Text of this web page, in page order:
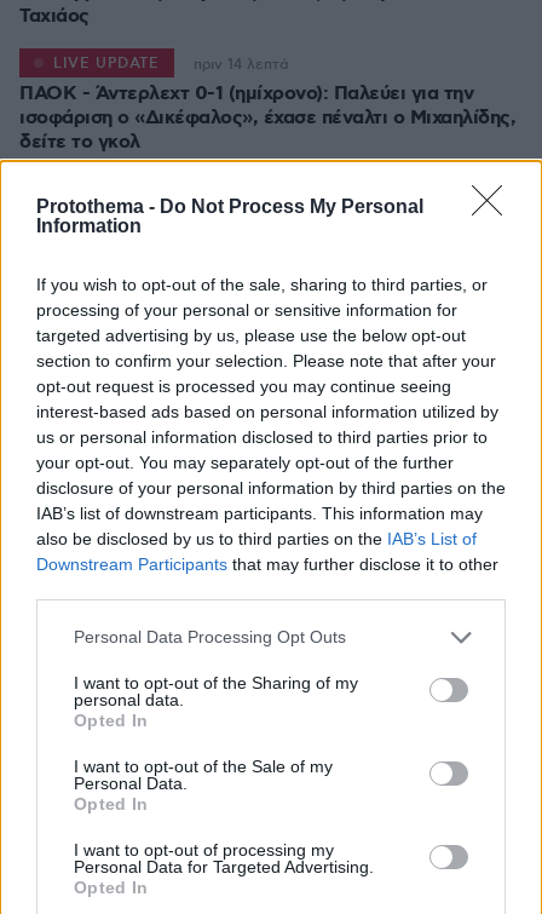
Protothema - Do Not Process My Personal
Information
If you wish to opt-out of the sale, sharing to third parties, or
processing of your personal or sensitive information for
targeted advertising by us, please use the below opt-out
section to confirm your selection. Please note that after your
opt-out request is processed you may continue seeing
interest-based ads based on personal information utilized by
us or personal information disclosed to third parties prior to
your opt-out. You may separately opt-out of the further
disclosure of your personal information by third parties on the
IAB’s list of downstream participants. This information may
also be disclosed by us to third parties on the IAB’s List of
Downstream Participants that may further disclose it to other
Please note that this website/app uses one or more Google
not limited to your visit or usage behaviour. You may click to
grant or deny consent to Google and its third-party tags to
use your data for below specified purposes in below Google
consent section.
Personal Data Processing Opt Outs
I want to opt-out of the Sharing of my
personal data.
Opted In
I want to opt-out of the Sale of my
Personal Data.
Opted In
I want to opt-out of processing my
Personal Data for Targeted Advertising.
Opted In
Ταχιάος
ΠΑΟΚ - Άντερλεχτ 0-1 (ημίχρονο): Παλεύει για την
ισοφάριση ο «Δικέφαλος», έχασε πέναλτι ο Μιχαηλίδης,
LIVE UPDATE πριν 14 λεπτά
Για πάντα στη Ρεάλ Μαδρίτης ο Βινίσιους: Yπέγραψε
νέο συμβόλαιο έως το 2032 ο Βραζιλιάνος
Σφουγγάτο: 8 τρόποι να το φτιάξουμε – Από το πιο
απλό μέχρι το πιο πλούσιο
Ποιες είναι οι ομοιότητες και οι διαφορές ανάμεσα στις
μέλισσες και τις σφήκες
πριν 20 λεπτά
Σαλάχ: Αποθεώθηκε από 25.000 φίλους της
Τραμπζονσπόρ στο «Papara Park», βίντεο και
φωτογραφίες
πριν 26 λεπτά
Πώς έγινε η τραγωδία με την νεκρή μητέρα στα Μάλια:
Βούτηξε για να βοηθήσει τη φίλη της και πνίγηκε, τα
παιδιά φώναζαν για βοήθεια
πριν 27 λεπτά
5 συναρπαστικά εστιατόρια στο Παρίσι
γκέι: Κουράστηκα να κρύβομαι, δήλωσε
πριν 30 λεπτά
ΔΕΙΤΕ ΟΛΕΣ ΤΙΣ ΕΙΔΗΣΕΙΣ